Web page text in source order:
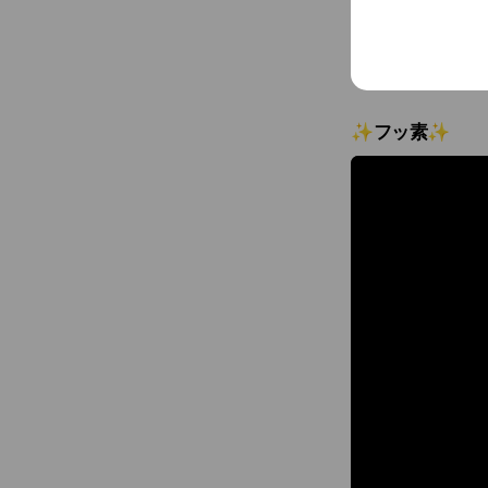
✨フッ素✨